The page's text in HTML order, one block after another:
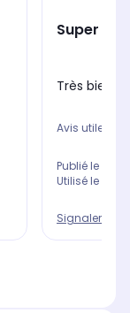
Super
Très bien
Avis utile ?
Publié le
Utilisé le
Signaler un